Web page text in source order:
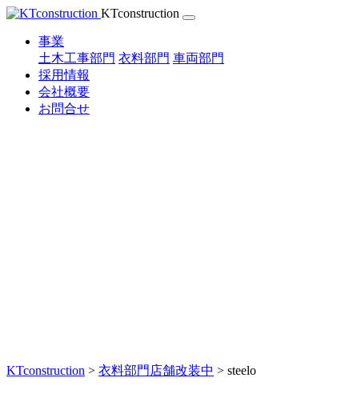
Skip
content
KTconstruction
事業
土木工事部門 衣料部門 車両部門
採用情報
会社概要
お問合せ
KTconstruction > 衣料部門店舗改装中 > steelo